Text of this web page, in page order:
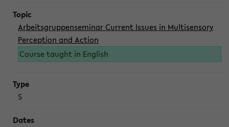
Arbeitsgruppenseminar Current Issues in Multisensory
Perception and Action
Course taught in English
S